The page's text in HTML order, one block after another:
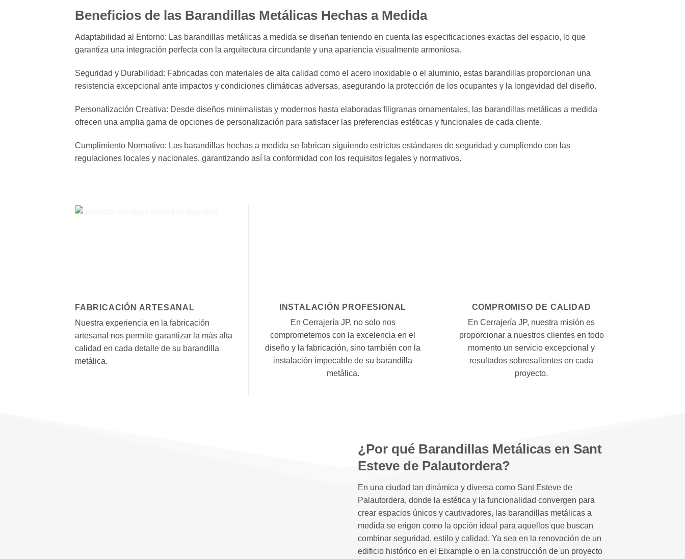
Beneficios de las Barandillas Metálicas Hechas a Medida
Adaptabilidad al Entorno: Las barandillas metálicas a medida se diseñan teniendo en cuenta las especificaciones exactas del espacio, lo que
garantiza una integración perfecta con la arquitectura circundante y una apariencia visualmente armoniosa.
Seguridad y Durabilidad: Fabricadas con materiales de alta calidad como el acero inoxidable o el aluminio, estas barandillas proporcionan una
resistencia excepcional ante impactos y condiciones climáticas adversas, asegurando la protección de los ocupantes y la longevidad del diseño.
Personalización Creativa: Desde diseños minimalistas y modernos hasta elaboradas filigranas ornamentales, las barandillas metálicas a medida
ofrecen una amplia gama de opciones de personalización para satisfacer las preferencias estéticas y funcionales de cada cliente.
Cumplimiento Normativo: Las barandillas hechas a medida se fabrican siguiendo estrictos estándares de seguridad y cumpliendo con las
regulaciones locales y nacionales, garantizando así la conformidad con los requisitos legales y normativos.
FABRICACIÓN ARTESANAL
Nuestra experiencia en la fabricación
artesanal nos permite garantizar la más alta
calidad en cada detalle de su barandilla
metálica.
INSTALACIÓN PROFESIONAL
En Cerrajería JP, no solo nos
comprometemos con la excelencia en el
diseño y la fabricación, sino también con la
instalación impecable de su barandilla
metálica.
COMPROMISO DE CALIDAD
En Cerrajería JP, nuestra misión es
proporcionar a nuestros clientes en todo
momento un servicio excepcional y
resultados sobresalientes en cada
proyecto.
¿Por qué Barandillas Metálicas en Sant
Esteve de Palautordera?
En una ciudad tan dinámica y diversa como Sant Esteve de
Palautordera, donde la estética y la funcionalidad convergen para
crear espacios únicos y cautivadores, las barandillas metálicas a
medida se erigen como la opción ideal para aquellos que buscan
combinar seguridad, estilo y calidad. Ya sea en la renovación de un
edificio histórico en el Eixample o en la construcción de un proyecto